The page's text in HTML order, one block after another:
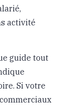
activité
guide tout
Si votre